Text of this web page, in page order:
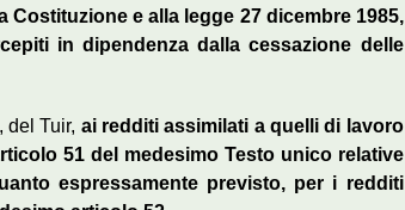
Costituzione e alla legge 27 dicembre 1985,
in dipendenza dalla cessazione delle
del Tuir, ai redditi assimilati a quelli di lavoro
51 del medesimo Testo unico relative
espressamente previsto, per i redditi